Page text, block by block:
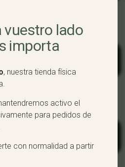
vuestro lado
importa
, nuestra tienda física
activo el
para pedidos de
con normalidad a partir